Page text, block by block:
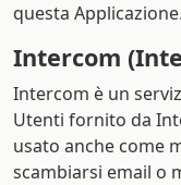
questa Applicazione.
Intercom
Intercom è un
Utenti fornito da
usato anche come
scambiarsi email o